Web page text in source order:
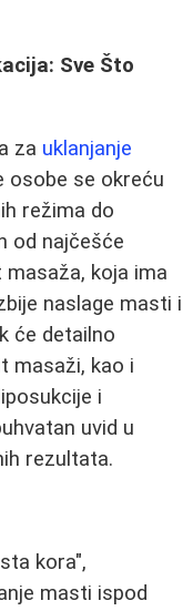
Sve Što
za uklanjanje
osobe se okreću
režima do
od najčešće
koja ima
naslage masti i
će detailno
masaži, kao i
i
uvid u
rezultata.
kora",
masti ispod